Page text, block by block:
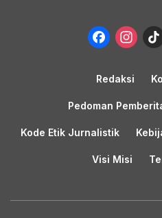
Redaksi
Pedoman
Kode Etik Jurnalistik
Visi Misi